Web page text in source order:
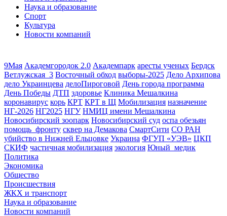
Наука и образование
Спорт
Культура
Новости компаний
9Мая Академгородок 2.0 Академпарк аресты ученых Бердск
Ветлужская_3 Восточный обход выборы-2025 Дело Архипова
дело Украинцева делоПироговой День города программа
День Победы ДТП здоровье Клиника Мешалкина
коронавирус корь КРТ КРТ в Щ Мобилизация назначение
НГ-2026 НГ2025 НГУ НМИЦ имени Мешалкина
Новосибирский зоопарк Новосибирский суд оспа обезьян
помощь_фронту сквер на Демакова СмартСити СО РАН
убийство в Нижней Ельцовке Украина ФГУП «УЭВ» ЦКП
СКИФ частичная мобилизация экология Юный_медик
Политика
Экономика
Общество
Происшествия
ЖКХ и транспорт
Наука и образование
Новости компаний